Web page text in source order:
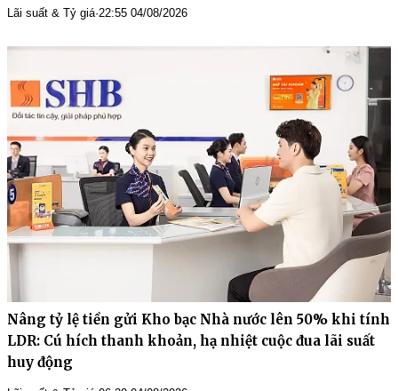
Lãi suất & Tỷ giá·22:55 04/08/2026
Nâng tỷ lệ tiền gửi Kho bạc Nhà nước lên 50% khi tính
LDR: Cú hích thanh khoản, hạ nhiệt cuộc đua lãi suất
huy động